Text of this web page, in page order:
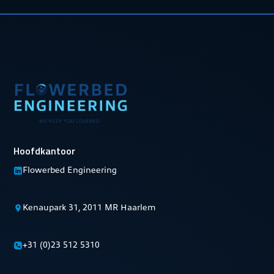
Hoofdkantoor
Flowerbed Engineering
Kenaupark 31, 2011 MR Haarlem
+31 (0)23 512 5310